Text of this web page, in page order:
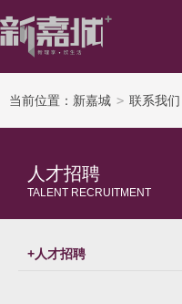
当前位置： 新嘉城 > 联系我们
人才招聘
TALENT RECRUITMENT
+人才招聘